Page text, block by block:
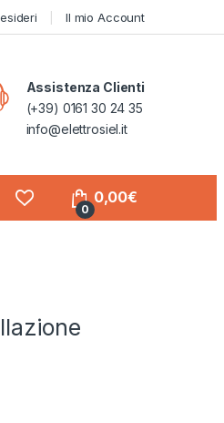
Il mio Account
Assistenza Clienti
(+39) 0161 30 24 35
info@elettrosiel.it
0
0,00€